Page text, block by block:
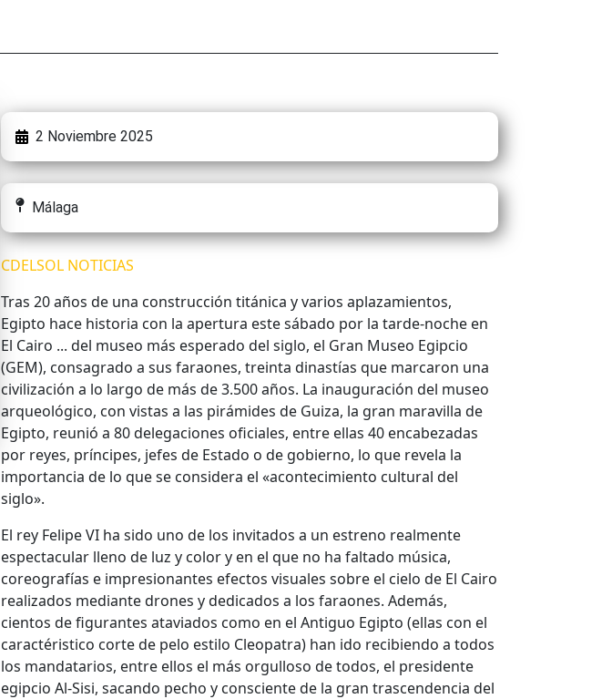
2 Noviembre 2025
Málaga
CDELSOL NOTICIAS
Tras 20 años de una construcción titánica y varios aplazamientos,
Egipto hace historia con la apertura este sábado por la tarde-noche en
El Cairo ... del museo más esperado del siglo, el Gran Museo Egipcio
(GEM), consagrado a sus faraones, treinta dinastías que marcaron una
civilización a lo largo de más de 3.500 años. La inauguración del museo
arqueológico, con vistas a las pirámides de Guiza, la gran maravilla de
Egipto, reunió a 80 delegaciones oficiales, entre ellas 40 encabezadas
por reyes, príncipes, jefes de Estado o de gobierno, lo que revela la
importancia de lo que se considera el «acontecimiento cultural del
siglo».
El rey Felipe VI ha sido uno de los invitados a un estreno realmente
espectacular lleno de luz y color y en el que no ha faltado música,
coreografías e impresionantes efectos visuales sobre el cielo de El Cairo
realizados mediante drones y dedicados a los faraones. Además,
cientos de figurantes ataviados como en el Antiguo Egipto (ellas con el
caractéristico corte de pelo estilo Cleopatra) han ido recibiendo a todos
los mandatarios, entre ellos el más orgulloso de todos, el presidente
egipcio Al-Sisi, sacando pecho y consciente de la gran trascendencia del